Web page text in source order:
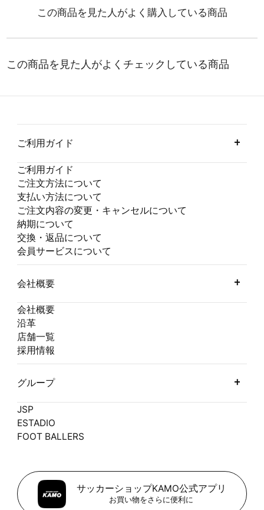
ご利用ガイド
ご利用ガイド
ご注文方法について
支払い方法について
ご注文内容の変更・キャンセルについて
納期について
交換・返品について
会員サービスについて
会社概要
会社概要
沿革
店舗一覧
採用情報
グループ
JSP
ESTADIO
FOOT BALLERS
サッカーショップKAMO公式アプリ
お買い物をさらに便利に